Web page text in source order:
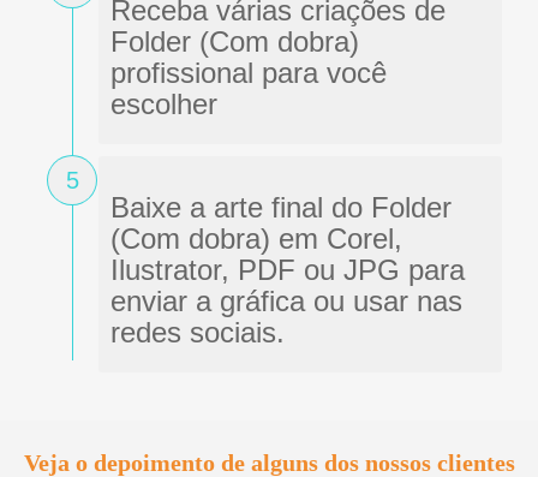
Receba várias criações de
Folder (Com dobra)
profissional para você
escolher
5
Baixe a arte final do Folder
(Com dobra) em Corel,
Ilustrator, PDF ou JPG para
enviar a gráfica ou usar nas
redes sociais.
Veja o depoimento de alguns dos nossos clientes